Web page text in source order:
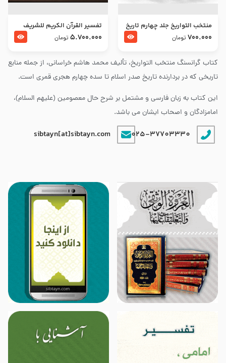
کتاب گرانسنگ منتخب التواريخ، تألیف محمد هاشم خراسانی، از جمله منابع
تاریخی که در بردارنده تاریخ صدر اسلام تا سده چهارم هجری قمری است.
این کتاب به زبان فارسی و مشتمل بر شرح حال معصومین (علیهم السلام)،
امامزادگان و اصحاب ایشان می باشد.
025-37703330
sibtayn[at]sibtayn.com
منتخب التواریخ جلد چهارم تاریخ
امام زین العابدین و امام محمد
700.000 تومان
تفسير القرآن الكريم للشريف
المرتضي قدس سرّه
5.700.000 تومان